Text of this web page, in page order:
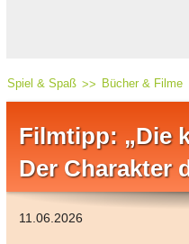
Spiel & Spaß Bücher & Filme
Filmtipp: „Die
Der Charakter
11.06.2026